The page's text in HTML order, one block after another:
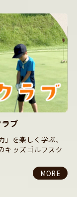
り、好きなだけゴ
プ』です。
MORE